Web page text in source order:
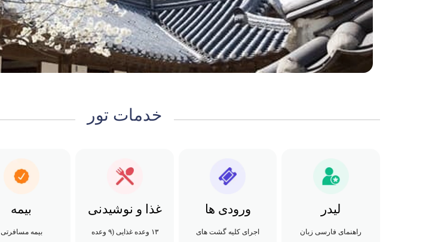
خدمات تور
لیدر
راهنمای فارسی زبان
ورودی ها
اجرای کلیه گشت های
غذا و نوشیدنی
۱۳ وعده غذایی (۹ وعده
بیمه
بیمه مسافرتی